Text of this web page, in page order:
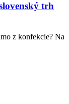
trh
z konfekcie? Na